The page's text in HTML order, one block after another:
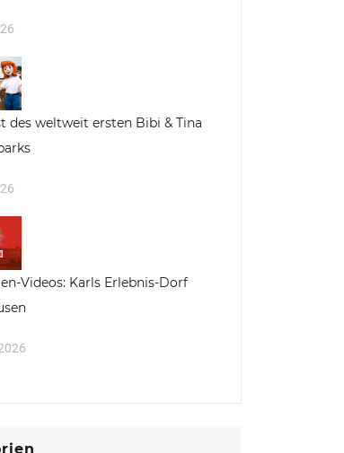
des weltweit ersten Bibi & Tina
Videos: Karls Erlebnis-Dorf